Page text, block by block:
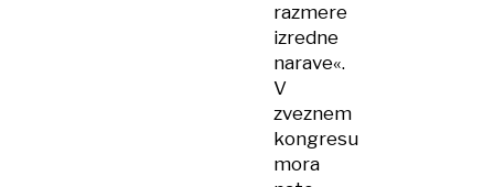
razmere
izredne
narave«.
V
zveznem
kongresu
mora